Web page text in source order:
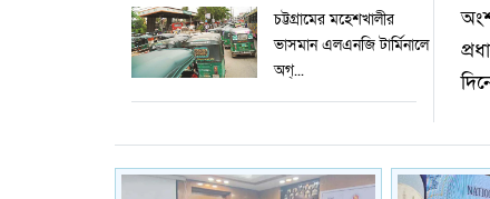
চট্টগ্রামের মহেশখালীর
ভাসমান এলএনজি টার্মিনালে
অগ্...